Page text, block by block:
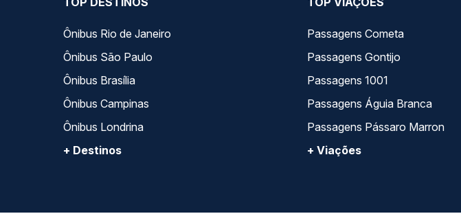
Ônibus Rio de Janeiro
Ônibus São Paulo
Ônibus Brasília
Ônibus Campinas
Ônibus Londrina
+ Destinos
Passagens Cometa
Passagens Gontijo
Passagens 1001
Passagens Águia Branca
Passagens Pássaro Marron
+ Viações